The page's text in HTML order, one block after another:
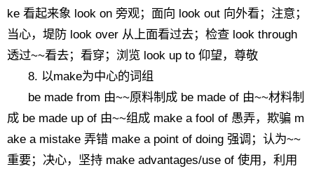
ke 看起来象 look on 旁观；面向 look out 向外看；注意；
当心，堤防 look over 从上面看过去；检查 look through
透过~~看去；看穿；浏览 look up to 仰望，尊敬
8. 以make为中心的词组
be made from 由~~原料制成 be made of 由~~材料制
成 be made up of 由~~组成 make a fool of 愚弄，欺骗 m
ake a mistake 弄错 make a point of doing 强调；认为~~
重要；决心，坚持 make advantages/use of 使用，利用